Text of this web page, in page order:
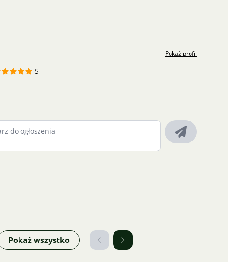
Pokaż profil
5
Pokaż wszystko